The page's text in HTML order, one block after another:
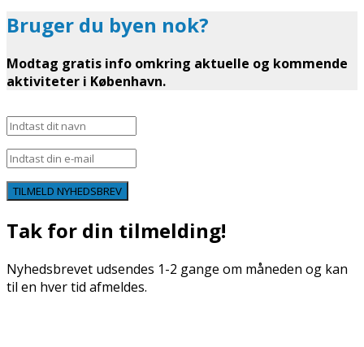
Bruger du byen nok?
Modtag gratis info omkring aktuelle og kommende
aktiviteter i København.
TILMELD NYHEDSBREV
Tak for din tilmelding!
Nyhedsbrevet udsendes 1-2 gange om måneden og kan
til en hver tid afmeldes.